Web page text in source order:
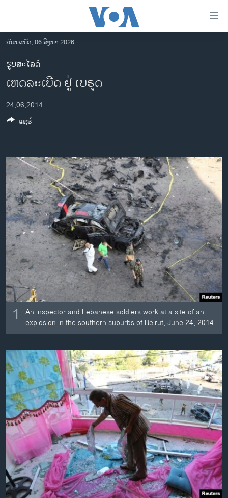
ເຂົ້າ
ຫາ
ຂ້າມ
ຂ້າມ
ໄປ
ຫາ
ລາວ
ອາເມຣິກາ
ການເລືອກຕັ້ງ ປະທານາທີບໍດີ ສະຫະລັດ 2024
ຂ່າວ​ຈີນ
ເອເຊຍ
ອິດສະຫຼະພາບດ້ານການຂ່າວ
ຊີວິດຊາວລາວ
ຊຸມຊົນຊາວລາວ
ວິທະຍາສາດ-ເທັກໂນໂລຈີ
ທຸລະກິດ
ພາສາອັງກິດ
ວີດີໂອ
ສຽງ
ລາຍການກະຈາຍສຽງ
ພາສາຕ່າງໆ
ວັນພະຫັດ, 06 ສິງຫາ 2026
ຮູບສະໄລດ໌
ເຫດລະເບີດ ຢູ່ ເບຣຸດ
24,06,2014
1
An inspector and Lebanese soldiers work at a site of an
explosion in the southern suburbs of Beirut, June 24, 2014.
ແຊຣ໌